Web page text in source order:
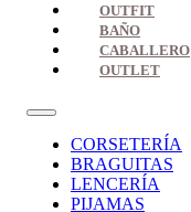
OUTFIT
BAÑO
CABALLERO
OUTLET
CORSETERÍA
BRAGUITAS
LENCERÍA
PIJAMAS